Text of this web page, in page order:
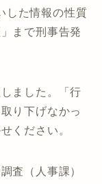
した情報の性質
まで刑事告発
ました。「行
り下げなかっ
ください。
査（人事課）